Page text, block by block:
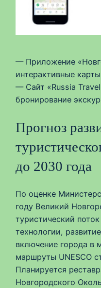
— Приложение
интерактивные
— Сайт «Russia
бронирование
Прогноз
до 2030 года
По оценке
году Великий
туристический
технологии,
включение города в
маршруты UNESCO
Планируется
Новгородского